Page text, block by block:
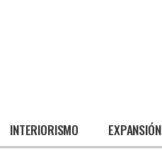
INTERIORISMO EXPANSIÓN